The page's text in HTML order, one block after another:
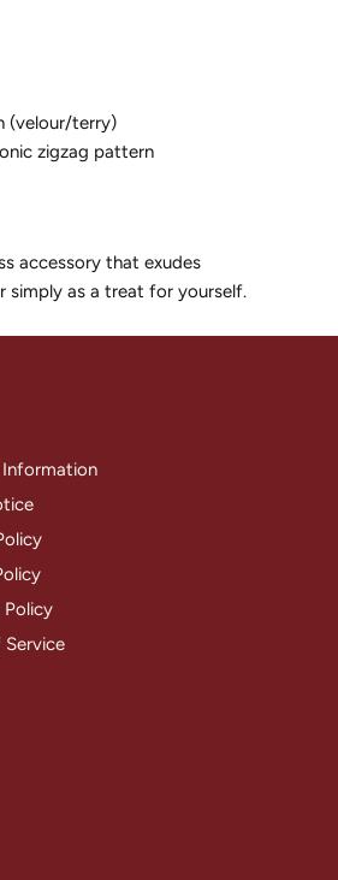
(velour/terry)
zigzag pattern
accessory that exudes
simply as a treat for yourself.
Policy
Service